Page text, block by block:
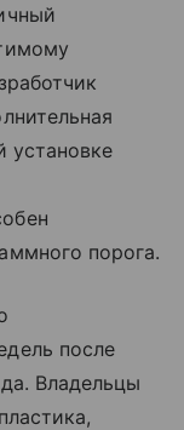
установке
порога.
после
Владельцы